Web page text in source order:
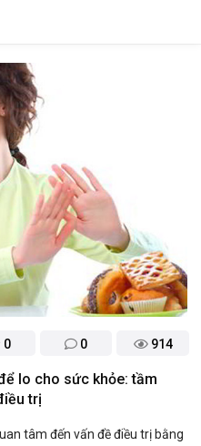
0 0 914
lo cho sức khỏe: tầm
trị
tâm đến vấn đề điều trị bằng